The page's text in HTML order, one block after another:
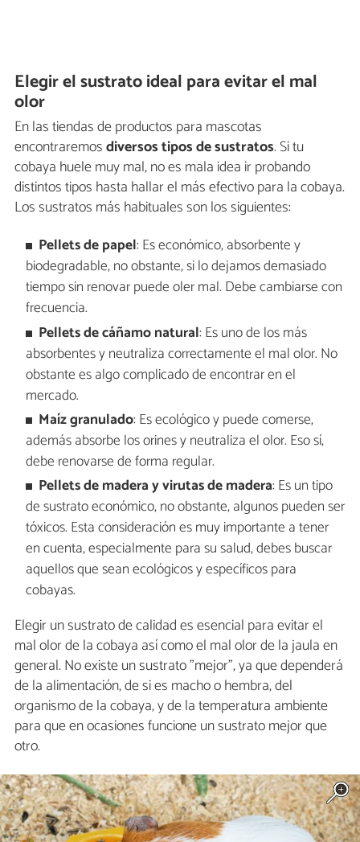
Elegir el sustrato ideal para evitar el mal
olor
En las tiendas de productos para mascotas
encontraremosdiversos tipos de sustratos. Si tu
cobaya huele muy mal, no es mala idea ir probando
distintos tipos hasta hallar el más efectivo para la cobaya.
Los sustratos más habituales son los siguientes:
Pellets de papel: Es económico, absorbente y
biodegradable, no obstante, si lo dejamos demasiado
tiempo sin renovar puede oler mal. Debe cambiarse con
frecuencia.
Pellets de cáñamo natural: Es uno de los más
absorbentes y neutraliza correctamente el mal olor. No
obstante es algo complicado de encontrar en el
mercado.
Maíz granulado: Es ecológico y puede comerse,
además absorbe los orines y neutraliza el olor. Eso sí,
debe renovarse de forma regular.
Pellets de madera y virutas de madera: Es un tipo
de sustrato económico, no obstante, algunos pueden ser
tóxicos. Esta consideración es muy importante a tener
en cuenta, especialmente para su salud, debes buscar
aquellos que sean ecológicos y específicos para
cobayas.
Elegir un sustrato de calidad es esencial para evitar el
mal olor de la cobaya así como el mal olor de la jaula en
general. No existe un sustrato "mejor", ya que dependerá
de la alimentación, de si es macho o hembra, del
organismo de la cobaya, y de la temperatura ambiente
para que en ocasiones funcione un sustrato mejor que
otro.